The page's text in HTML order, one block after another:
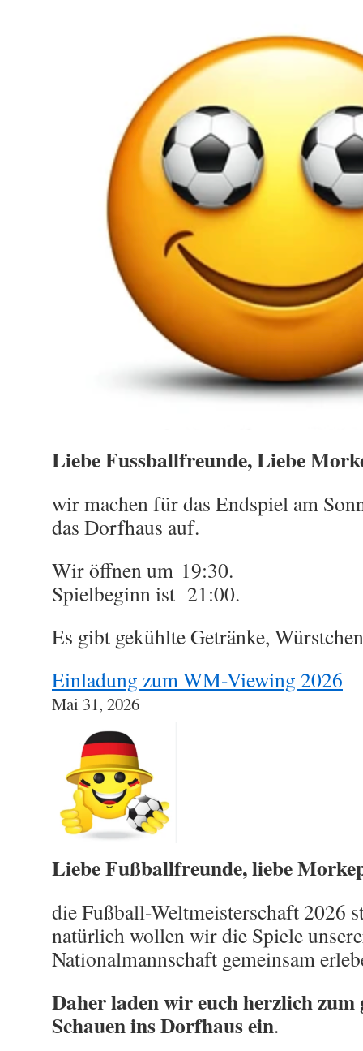
Liebe Fussballfreunde, Liebe
wir machen für das Endspiel am
das Dorfhaus auf.
Wir öffnen um 19:30.
Spielbeginn ist 21:00.
Es gibt gekühlte Getränke,
Einladung zum WM-Viewing 2026
Mai 31, 2026
Liebe Fußballfreunde, liebe
die Fußball-Weltmeisterschaft 2026
natürlich wollen wir die Spiele
Nationalmannschaft gemeinsam
Daher laden wir euch herzlich
Schauen ins Dorfhaus ein.